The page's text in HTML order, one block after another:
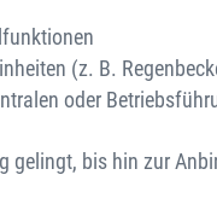
(z. B.
oder
gelingt, bis hin zur